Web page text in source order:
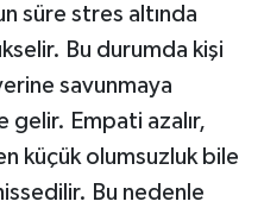
süre stres altında
Bu durumda kişi
savunmaya
gelir. Empati azalır,
küçük olumsuzluk bile
Bu nedenle